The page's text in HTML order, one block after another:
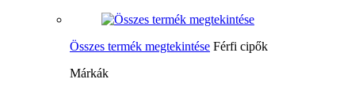
Összes termék megtekintése Férfi cipők
Márkák